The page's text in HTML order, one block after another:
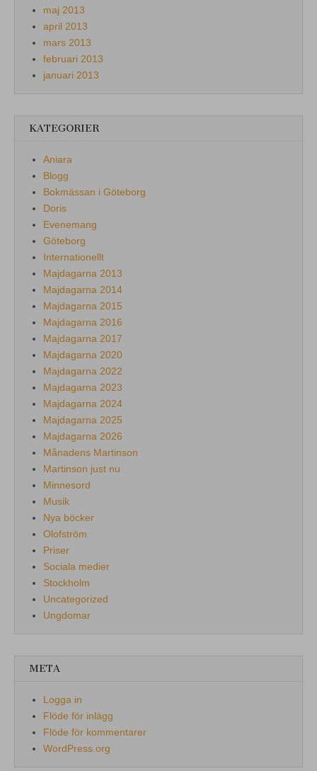
maj 2013
april 2013
mars 2013
februari 2013
januari 2013
KATEGORIER
Aniara
Blogg
Bokmässan i Göteborg
Doris
Evenemang
Göteborg
Internationellt
Majdagarna 2013
Majdagarna 2014
Majdagarna 2015
Majdagarna 2016
Majdagarna 2017
Majdagarna 2020
Majdagarna 2022
Majdagarna 2023
Majdagarna 2024
Majdagarna 2025
Majdagarna 2026
Månadens Martinson
Martinson just nu
Minnesord
Musik
Nya böcker
Olofström
Priser
Sociala medier
Stockholm
Uncategorized
Ungdomar
META
Logga in
Flöde för inlägg
Flöde för kommentarer
WordPress.org